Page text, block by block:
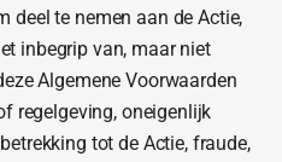
deel te nemen aan de Actie,
inbegrip van, maar niet
Algemene Voorwaarden
regelgeving, oneigenlijk
tot de Actie, fraude,